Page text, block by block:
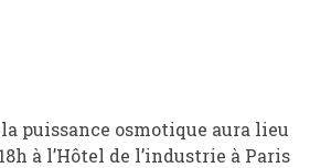
puissance osmotique aura lieu
à l’Hôtel de l’industrie à Paris